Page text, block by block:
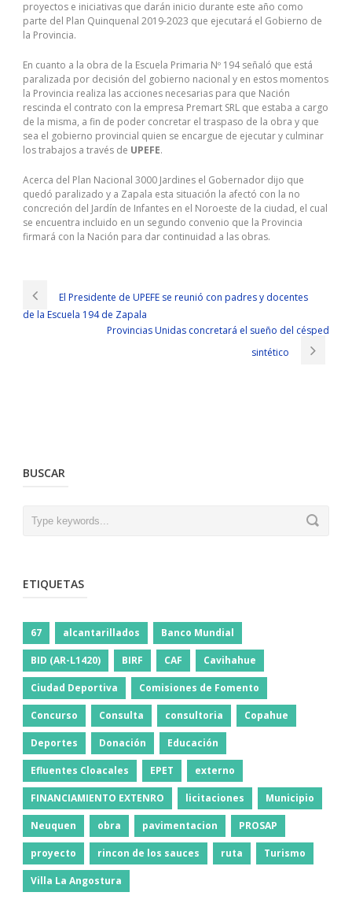
proyectos e iniciativas que darán inicio durante este año como
parte del Plan Quinquenal 2019-2023 que ejecutará el Gobierno de
la Provincia.
En cuanto a la obra de la Escuela Primaria Nº 194 señaló que está
paralizada por decisión del gobierno nacional y en estos momentos
la Provincia realiza las acciones necesarias para que Nación
rescinda el contrato con la empresa Premart SRL que estaba a cargo
de la misma, a fin de poder concretar el traspaso de la obra y que
sea el gobierno provincial quien se encargue de ejecutar y culminar
los trabajos a través de UPEFE.
Acerca del Plan Nacional 3000 Jardines el Gobernador dijo que
quedó paralizado y a Zapala esta situación la afectó con la no
concreción del Jardín de Infantes en el Noroeste de la ciudad, el cual
se encuentra incluido en un segundo convenio que la Provincia
firmará con la Nación para dar continuidad a las obras.
El Presidente de UPEFE se reunió con padres y docentes
de la Escuela 194 de Zapala
Provincias Unidas concretará el sueño del césped
sintético
BUSCAR
ETIQUETAS
67 alcantarillados Banco Mundial
BID (AR-L1420) BIRF CAF Cavihahue
Ciudad Deportiva Comisiones de Fomento
Concurso Consulta consultoria Copahue
Deportes Donación Educación
Efluentes Cloacales EPET externo
FINANCIAMIENTO EXTENRO licitaciones Municipio
Neuquen obra pavimentacion PROSAP
proyecto rincon de los sauces ruta Turismo
Villa La Angostura